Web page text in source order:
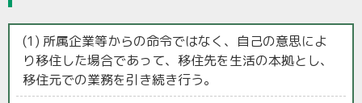
(1) 所属企業等からの命令ではなく、自己の意思によ
り移住した場合であって、移住先を生活の本拠とし、
移住元での業務を引き続き行う。